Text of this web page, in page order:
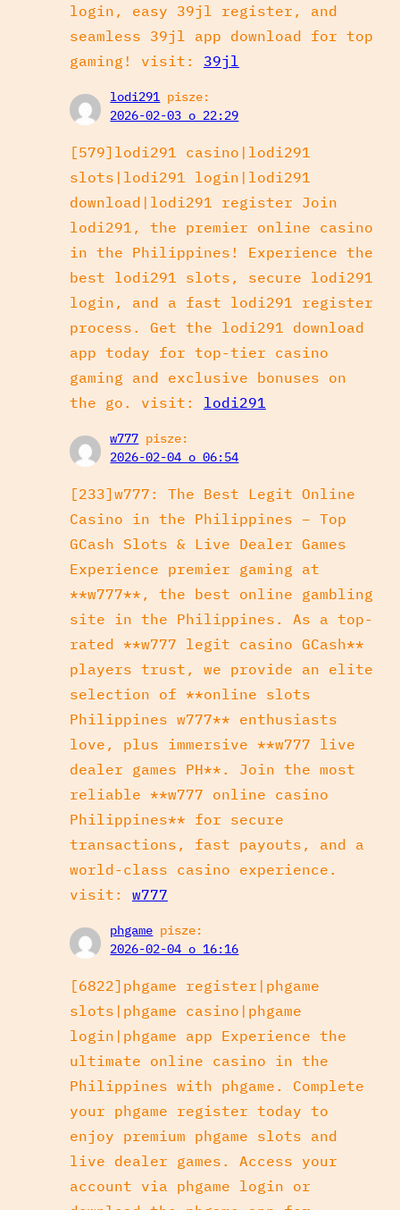
login, easy 39jl register, and
seamless 39jl app download for top
gaming! visit: 39jl
lodi291 pisze:
2026-02-03 o 22:29
[579]lodi291 casino|lodi291
slots|lodi291 login|lodi291
download|lodi291 register Join
lodi291, the premier online casino
in the Philippines! Experience the
best lodi291 slots, secure lodi291
login, and a fast lodi291 register
process. Get the lodi291 download
app today for top-tier casino
gaming and exclusive bonuses on
the go. visit: lodi291
w777 pisze:
2026-02-04 o 06:54
[233]w777: The Best Legit Online
Casino in the Philippines – Top
GCash Slots & Live Dealer Games
Experience premier gaming at
**w777**, the best online gambling
site in the Philippines. As a top-
rated **w777 legit casino GCash**
players trust, we provide an elite
selection of **online slots
Philippines w777** enthusiasts
love, plus immersive **w777 live
dealer games PH**. Join the most
reliable **w777 online casino
Philippines** for secure
transactions, fast payouts, and a
world-class casino experience.
visit: w777
phgame pisze:
2026-02-04 o 16:16
[6822]phgame register|phgame
slots|phgame casino|phgame
login|phgame app Experience the
ultimate online casino in the
Philippines with phgame. Complete
your phgame register today to
enjoy premium phgame slots and
live dealer games. Access your
account via phgame login or